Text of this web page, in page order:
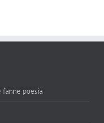
fanne poesia